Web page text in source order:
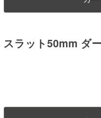
スラット50mm ダ